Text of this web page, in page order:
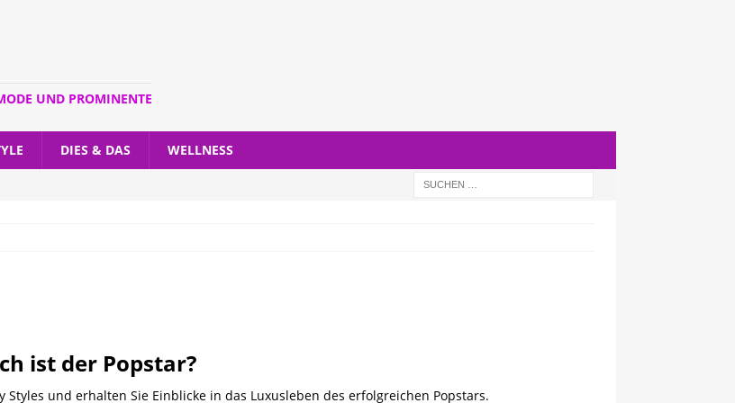
UND PROMINENTE
DIES & DAS WELLNESS
ist der Popstar?
und erhalten Sie Einblicke in das Luxusleben des erfolgreichen Popstars.